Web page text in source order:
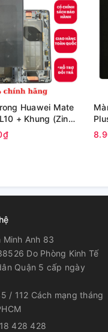
Huawei Mate
+ Khung (Zin
Minh Anh 83
Do Phòng Kinh Tế
Quận 5 cấp ngày
/ 112 Cách mạng tháng
428 428